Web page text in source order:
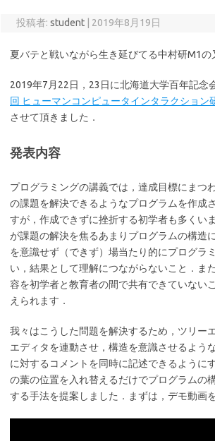
投稿者: student 2019年8月19日
夏バテと戦いながら生き延びてる中村研M1の
2019年7月22日，23日に北海道大学百年記念
回 ヒューマンコンピュータインタラクション
させて頂きました．
発表内容
プログラミングの講義では，達成目標にまつ
の課題を解決できるようなプログラムを作成
すが，作成できずに挫折する初学者も多くい
が課題の解決を焦るあまりプログラムの構造
を意識せず（できず）場当たり的にプログラ
い，結果として理解につながらないこと．ま
容を初学者と教育者の間で共有できていない
えられます．
我々はこうした問題を解決するため，ツリー
エディタを連動させ，構造を意識させるよう
に対するコメントを同時に記述できるように
の葉の位置を入れ替えるだけでプログラムの
する手法を提案しました．まずは，デモ動画